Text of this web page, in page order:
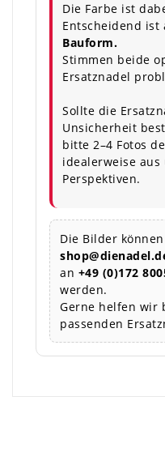
Die Farbe ist
Entscheidend ist
Bauform.
Stimmen beide
Ersatznadel
Sollte die
Unsicherheit
bitte 2–4 Fotos
idealerweise
Perspektiven.
Die Bilder
an +49 (0)172
werden.
Gerne helfen wir
passenden